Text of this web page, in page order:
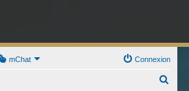
FORUM
mChat Connexion